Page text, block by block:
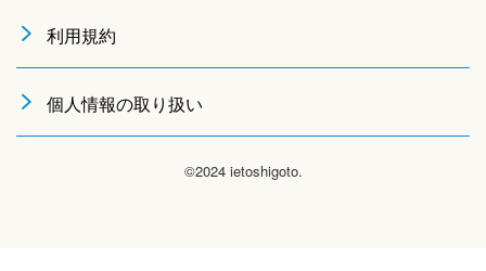
利用規約
個人情報の取り扱い
©2024 ietoshigoto.